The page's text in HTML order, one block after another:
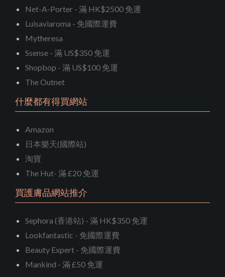
Net-A-Porter - 滿 HK$2500 免運
Luisaviaroma - 免國際運費
Mytheresa
Ssense - 滿 US$350 免運
Shopbop - 滿 US$100 免運
The Outnet
什麼都有得買網站
Amazon
日本樂天(國際站)
淘寶
The Hut- 滿 £20 免運
買護膚品網站推介
Sephora (香港站) - 滿 HK$350 免運
Lookfantastic - 免國際運費
Beauty Expert - 免國際運費
Mankind - 滿 £50 免運